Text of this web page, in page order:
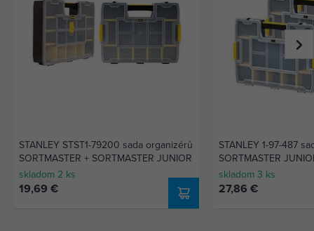
STANLEY STST1-79200 sada organizérů
SORTMASTER + SORTMASTER JUNIOR
skladom 2 ks
19,69 €
STANLEY 1-97-487
SORTMASTER
skladom 3 ks
27,86 €